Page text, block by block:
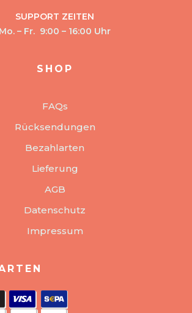
SUPPORT ZEITEN
Mo. – Fr. 9:00 – 16:00 Uhr
SHOP
FAQs
Rücksendungen
Bezahlarten
Lieferung
AGB
Datenschutz
Impressum